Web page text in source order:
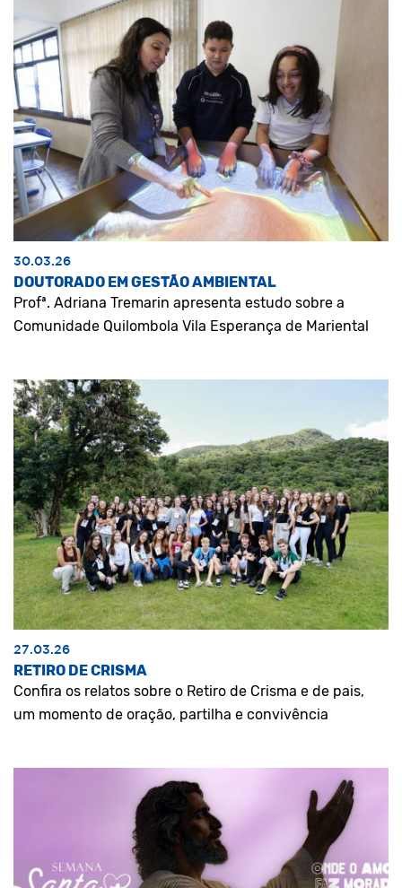
30.03.26
DOUTORADO EM GESTÃO AMBIENTAL
Profª. Adriana Tremarin apresenta estudo sobre a
Comunidade Quilombola Vila Esperança de Mariental
27.03.26
RETIRO DE CRISMA
Confira os relatos sobre o Retiro de Crisma e de pais,
um momento de oração, partilha e convivência